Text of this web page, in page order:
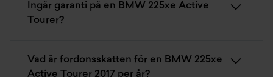
Ingår garanti på en BMW 225xe Active
Tourer?
Vad är fordonsskatten för en BMW 225xe
Active Tourer 2017 per år?